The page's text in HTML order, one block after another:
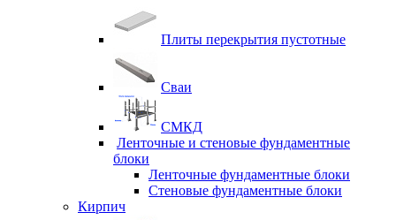
Плиты перекрытия пустотные
Сваи
СМКД
Ленточные и стеновые фундаментные
блоки
Ленточные фундаментные блоки
Стеновые фундаментные блоки
Кирпич